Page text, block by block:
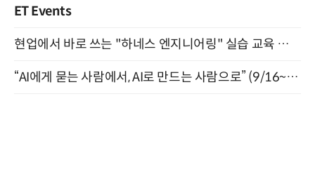
ET Events
현업에서 바로 쓰는 "하네스 엔지니어링" 실습 교육 워크숍 8월 20일 개최
“AI에게 묻는 사람에서, AI로 만드는 사람으로” (9/16~17)